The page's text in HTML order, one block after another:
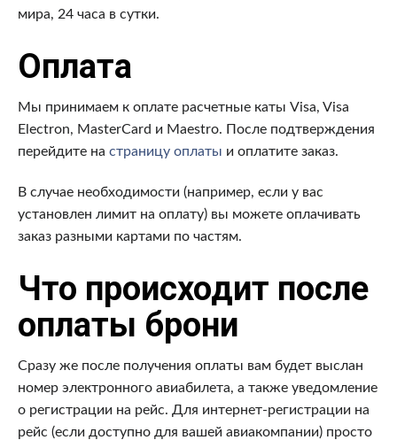
мира, 24 часа в сутки.
Оплата
Мы принимаем к оплате расчетные каты Visa, Visa
Electron, MasterCard и Maestro. После подтверждения
перейдите на страницу оплаты и оплатите заказ.
В случае необходимости (например, если у вас
установлен лимит на оплату) вы можете оплачивать
заказ разными картами по частям.
Что происходит после
оплаты брони
Сразу же после получения оплаты вам будет выслан
номер электронного авиабилета, а также уведомление
о регистрации на рейс. Для интернет-регистрации на
рейс (если доступно для вашей авиакомпании) просто